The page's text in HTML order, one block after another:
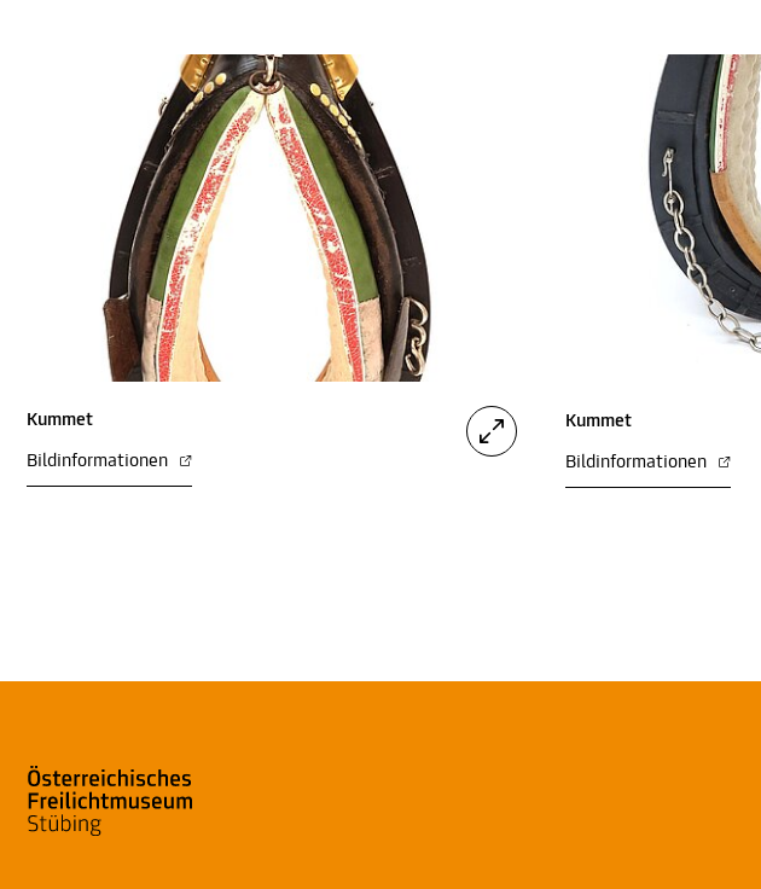
Kummet
Bildinformationen
Kummet
Bildinformationen